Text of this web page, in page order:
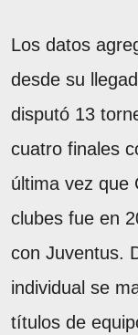
Los datos
desde su
disputó 13
cuatro finales
última vez que
clubes fue en
con Juventus.
individual se
títulos de